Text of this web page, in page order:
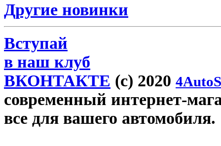
Другие новинки
Вступай
в наш клуб
ВКОНТАКТЕ (c) 2020
современный интернет-
все для вашего автомобиля.